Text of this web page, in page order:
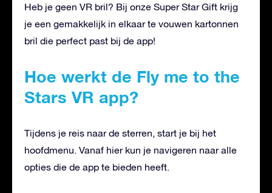
Heb je geen VR bril? Bij onze Super Star Gift krijg
je een gemakkelijk in elkaar te vouwen kartonnen
bril die perfect past bij de app!
Hoe werkt de Fly me to the
Stars VR app?
Tijdens je reis naar de sterren, start je bij het
hoofdmenu. Vanaf hier kun je navigeren naar alle
opties die de app te bieden heeft.